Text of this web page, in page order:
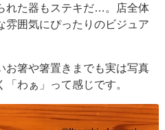
れた器もステキだ…。店全体
雰囲気にぴったりのビジュア
お箸や箸置きまでも実は写真
わぁ」って感じです。